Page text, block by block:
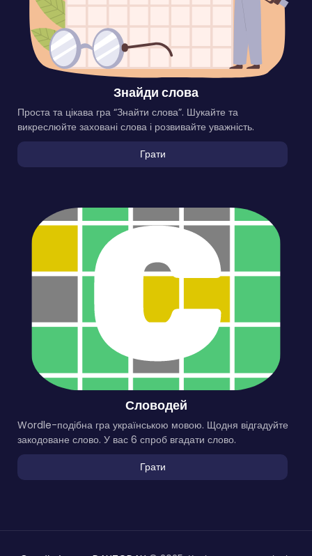
Знайди слова
Проста та цікава гра “Знайти слова”. Шукайте та
викреслюйте заховані слова і розвивайте уважність.
Грати
Словодей
Wordle-подібна гра українською мовою. Щодня відгадуйте
закодоване слово. У вас 6 спроб вгадати слово.
Грати